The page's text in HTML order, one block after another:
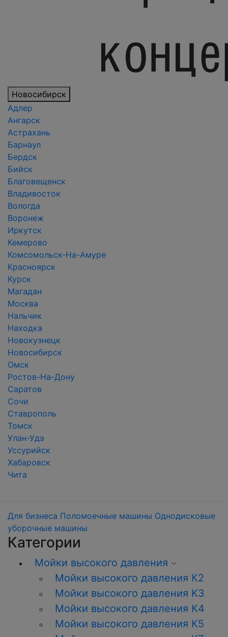
Новосибирск
Адлер
Ангарск
Астрахань
Барнаул
Бердск
Бийск
Благовещенск
Владивосток
Вологда
Воронеж
Иркутск
Кемерово
Комсомольск-На-Амуре
Красноярск
Курск
Магадан
Москва
Нальчик
Находка
Новокузнецк
Новосибирск
Омск
Ростов-На-Дону
Саратов
Сочи
Ставрополь
Томск
Улан-Удэ
Уссурийск
Хабаровск
Чита
Для бизнеса Поломоечные машины Однодисковые
уборочные машины
Категории
Мойки высокого давления
Мойки высокого давления К2
Мойки высокого давления K3
Мойки высокого давления К4
Мойки высокого давления К5